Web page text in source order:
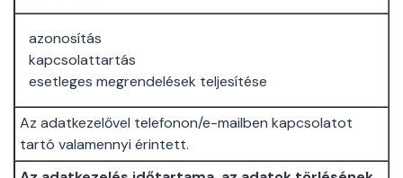
azonosítás
kapcsolattartás
esetleges megrendelések teljesítése
Az adatkezelővel telefonon/e-mailben kapcsolatot
tartó valamennyi érintett.